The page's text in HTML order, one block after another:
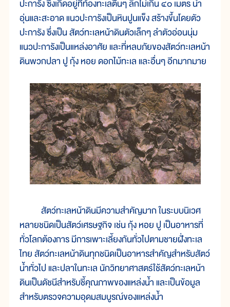
ปะการัง ซึ่งเกิดอยู่ที่ท้องทะเลตื้นๆ ลึกไม่เกิน ๔๐ เมตร น้ำ
อุ่นและสะอาด แนวปะการังเป็นหินปูนแข็ง สร้างขึ้นโดยตัว
ปะการัง ซึ่งเป็น สัตว์ทะเลหน้าดินตัวเล็กๆ ลำตัวอ่อนนุ่ม
แนวปะการังเป็นแหล่งอาศัย และที่หลบภัยของสัตว์ทะเลหน้า
ดินพวกปลา ปู กุ้ง หอย ดอกไม้ทะเล และอื่นๆ อีกมากมาย
สัตว์ทะเลหน้าดินมีความสำคัญมาก ในระบบนิเวศ
หลายชนิดเป็นสัตว์เศรษฐกิจ เช่น กุ้ง หอย ปู เป็นอาหารที่
ทั่วโลกต้องการ มีการเพาะเลี้ยงกันทั่วไปตามชายฝั่งทะเล
ไทย สัตว์ทะเลหน้าดินทุกชนิดเป็นอาหารสำคัญสำหรับสัตว์
น้ำทั่วไป และปลาในทะเล นักวิทยาศาสตร์ใช้สัตว์ทะเลหน้า
ดินเป็นดัชนีสำหรับชี้คุณภาพของแหล่งน้ำ และเป็นข้อมูล
สำหรับตรวจความอุดมสมบูรณ์ของแหล่งน้ำ